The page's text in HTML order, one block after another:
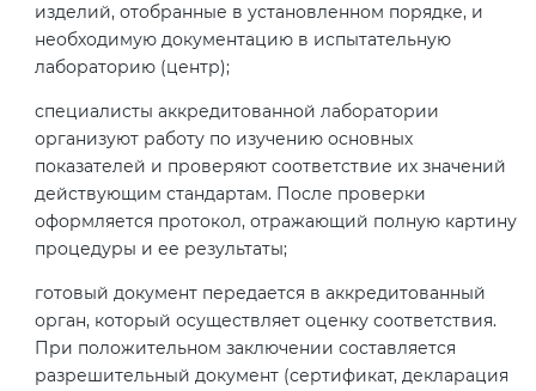
изделий, отобранные в установленном порядке, и
необходимую документацию в испытательную
лабораторию (центр);
специалисты аккредитованной лаборатории
организуют работу по изучению основных
показателей и проверяют соответствие их значений
действующим стандартам. После проверки
оформляется протокол, отражающий полную картину
процедуры и ее результаты;
готовый документ передается в аккредитованный
орган, который осуществляет оценку соответствия.
При положительном заключении составляется
разрешительный документ (сертификат, декларация